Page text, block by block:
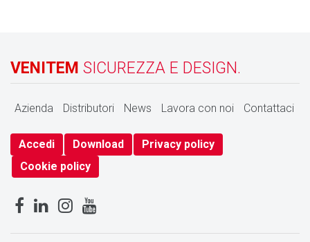
VENITEM SICUREZZA E DESIGN.
Azienda Distributori News Lavora con noi Contattaci
Accedi Download
Privacy policy
Cookie policy